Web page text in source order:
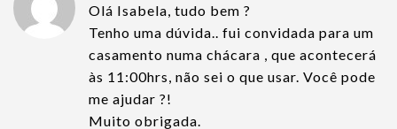
Olá Isabela, tudo bem ?
Tenho uma dúvida.. fui convidada para um
casamento numa chácara , que acontecerá
às 11:00hrs, não sei o que usar. Você pode
me ajudar ?!
Muito obrigada.